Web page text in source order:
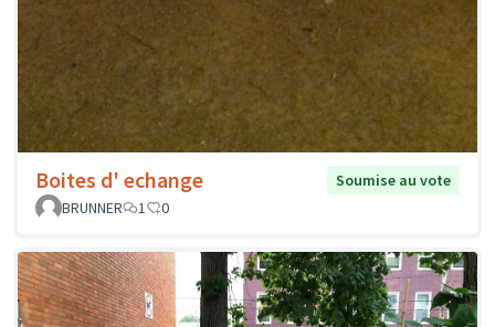
Boites d' echange
Soumise au vote
BRUNNER
1 0